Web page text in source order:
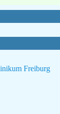
Freiburg